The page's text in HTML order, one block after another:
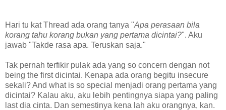
Hari tu kat Thread ada orang tanya "Apa perasaan bila
korang tahu korang bukan yang pertama dicintai?". Aku
jawab "Takde rasa apa. Teruskan saja."
Tak pernah terfikir pulak ada yang so concern dengan not
being the first dicintai. Kenapa ada orang begitu insecure
sekali? And what is so special menjadi orang pertama yang
dicintai? Kalau aku, aku lebih pentingnya siapa yang paling
last dia cinta. Dan semestinya kena lah aku orangnya, kan.